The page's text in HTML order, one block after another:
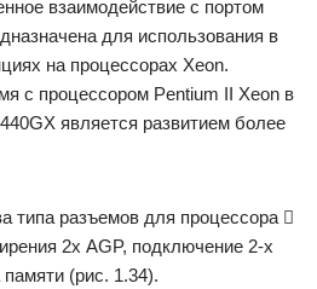
взаимодействие с портом
для использования в
на процессорах Xeon.
с про­цессором Pentium II Xeon в
является развитием более
типа разъемов для процессора 
2х AGP, подключение 2-х
(рис. 1.34).